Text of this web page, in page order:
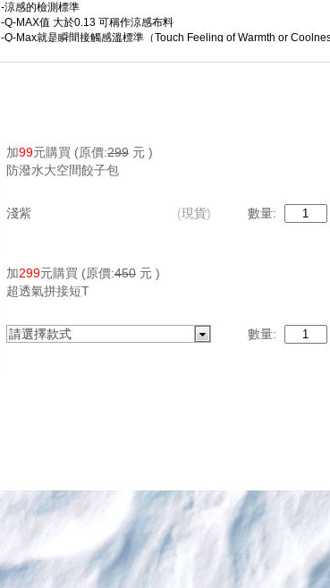
-涼感的檢測標準
-Q-MAX值 大於0.13 可稱作涼感布料
-Q-Max就是瞬間接觸感溫標準（Touch Feeling of Warmth or
加99元購買 (原價:299 元 )
防潑水大空間餃子包
淺紫 (現貨) 數量:
加299元購買 (原價:450 元 )
超透氣拼接短T
請選擇款式 數量: